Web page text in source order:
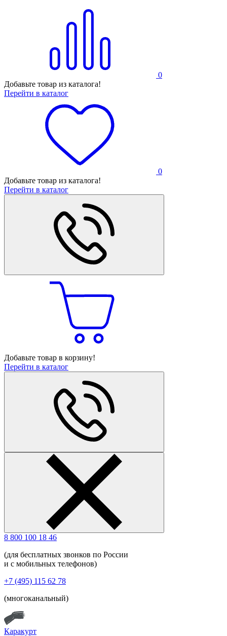
0
Добавьте товар из каталога!
Перейти в каталог
0
Добавьте товар из каталога!
Перейти в каталог
Добавьте товар в корзину!
Перейти в каталог
8 800 100 18 46
(для бесплатных звонков по России
и с мобильных телефонов)
+7 (495) 115 62 78
(многоканальный)
Каракурт